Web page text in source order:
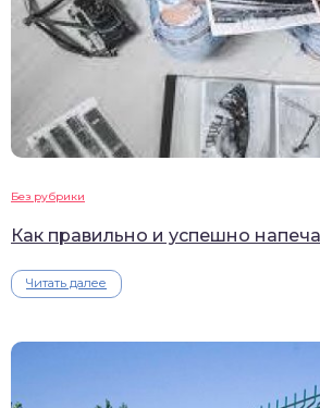
Без рубрики
Как правильно и успешно
Читать далее